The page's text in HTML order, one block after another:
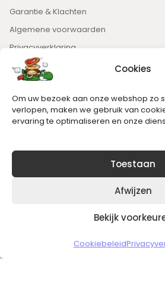
Cookies
Om uw bezoek aan onze webshop zo
verlopen, maken we gebruik van
ervaring te optimaliseren en onze
Toestaan
Afwijzen
Bekijk
Cookiebeleid
Garantie & Klachten
Algemene voorwaarden
Privacyverklaring
Nieuwsbrief
Blijft op de hoogte van het laatste nieuws.